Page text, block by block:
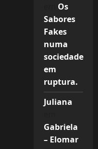
Os
Sabores
Fakes
numa
sociedade
em
ruptura.
Juliana
Gabriela
– Elomar